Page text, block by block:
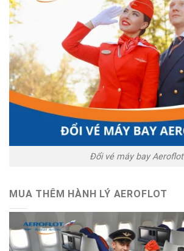
Đổi vé máy bay Aeroflot
MUA THÊM HÀNH LÝ AEROFLOT